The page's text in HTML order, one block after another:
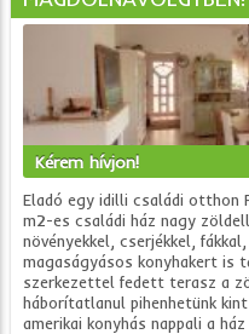
Kérem hívjon!
Eladó egy idilli családi otthon
m2-es családi ház nagy
növényekkel, cserjékkel,
magaságyásos konyhakert is
szerkezettel fedett terasz a
háborítatlanul pihenhetünk
amerikai konyhás nappali a